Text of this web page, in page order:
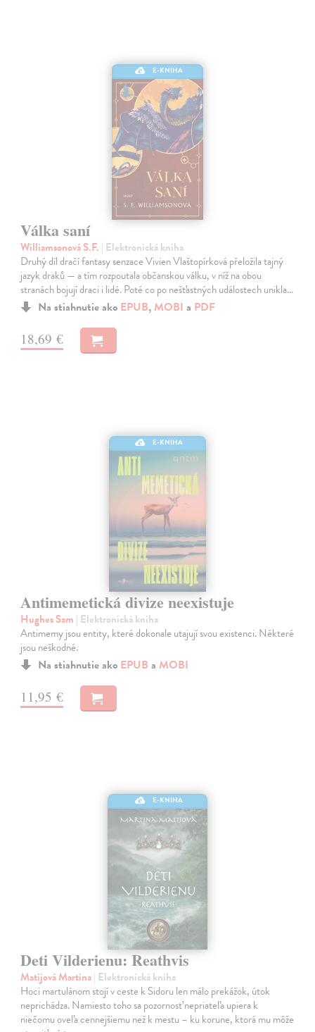
E-KNIHA
Válka saní
Williamsonová S.F. | Elektronická kniha
Druhý díl dračí fantasy senzace Vivien Vlaštopírková přeložila tajný
jazyk draků — a tím rozpoutala občanskou válku, v níž na obou
stranách bojují draci i lidé. Poté co po nešťastných událostech unikla…
Na stiahnutie ako EPUB, MOBI a PDF
18,69 €
E-KNIHA
Antimemetická divize neexistuje
Hughes Sam | Elektronická kniha
Antimemy jsou entity, které dokonale utajují svou existenci. Některé
jsou neškodné.
Na stiahnutie ako EPUB a MOBI
11,95 €
E-KNIHA
Deti Vilderienu: Reathvis
Matijová Martina| Elektronická kniha
Hoci martulánom stojí v ceste k Sidoru len málo prekážok, útok
neprichádza. Namiesto toho sa pozornosť nepriateľa upiera k
niečomu oveľa cennejšiemu než k mestu – ku korune, ktorá mu môže